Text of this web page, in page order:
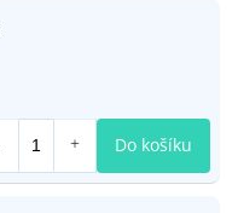
Do košíku